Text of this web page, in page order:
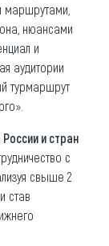
маршрутами,
нюансами
и
аудитории
турмаршрут
и стран
с
свыше 2
став